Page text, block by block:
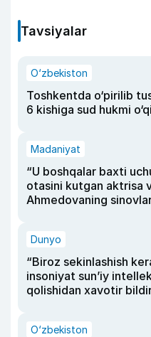
Tavsiyalar
O‘zbekiston
Toshkentda o‘pirilib
6 kishiga sud hukmi
Madaniyat
“U boshqalar baxti
otasini kutgan aktrisa
Ahmedovaning
Dunyo
“Biroz sekinlashish
insoniyat sun’iy
qolishidan xavotir
O‘zbekiston